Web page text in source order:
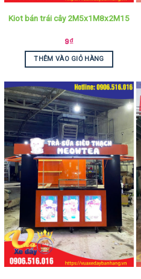
Kiot bán trái cây 2M5x1M8x2M15
9₫
THÊM VÀO GIỎ HÀNG